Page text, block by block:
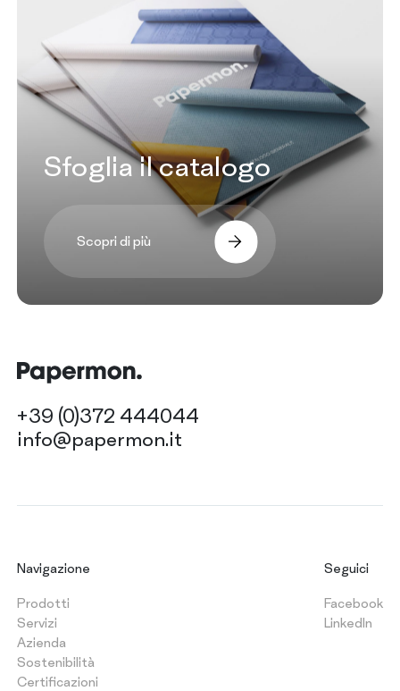
Sfoglia il catalogo
Scopri di più
+39 (0)372 444044
info@papermon.it
Navigazione
Prodotti
Servizi
Azienda
Sostenibilità
Certificazioni
Seguici
Facebook
LinkedIn